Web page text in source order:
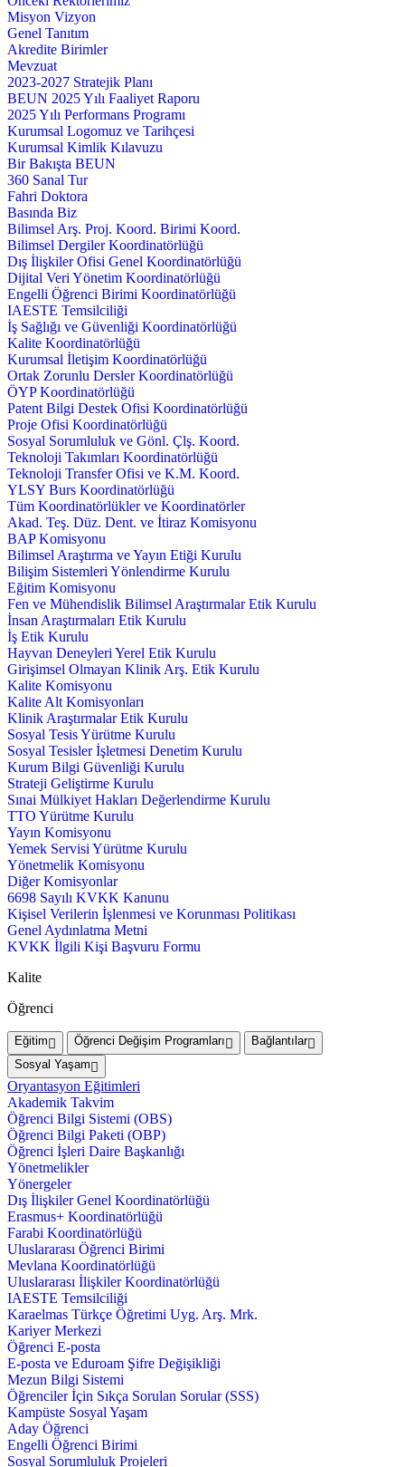
Misyon Vizyon
Genel Tanıtım
Akredite Birimler
Mevzuat
2023-2027 Stratejik Planı
BEUN 2025 Yılı Faaliyet Raporu
2025 Yılı Performans Programı
Kurumsal Logomuz ve Tarihçesi
Kurumsal Kimlik Kılavuzu
Bir Bakışta BEUN
360 Sanal Tur
Fahri Doktora
Basında Biz
Bilimsel Arş. Proj. Koord. Birimi Koord.
Bilimsel Dergiler Koordinatörlüğü
Dış İlişkiler Ofisi Genel Koordinatörlüğü
Dijital Veri Yönetim Koordinatörlüğü
Engelli Öğrenci Birimi Koordinatörlüğü
IAESTE Temsilciliği
İş Sağlığı ve Güvenliği Koordinatörlüğü
Kalite Koordinatörlüğü
Kurumsal İletişim Koordinatörlüğü
Ortak Zorunlu Dersler Koordinatörlüğü
ÖYP Koordinatörlüğü
Patent Bilgi Destek Ofisi Koordinatörlüğü
Proje Ofisi Koordinatörlüğü
Sosyal Sorumluluk ve Gönl. Çlş. Koord.
Teknoloji Takımları Koordinatörlüğü
Teknoloji Transfer Ofisi ve K.M. Koord.
YLSY Burs Koordinatörlüğü
Tüm Koordinatörlükler ve Koordinatörler
Akad. Teş. Düz. Dent. ve İtiraz Komisyonu
BAP Komisyonu
Bilimsel Araştırma ve Yayın Etiği Kurulu
Bilişim Sistemleri Yönlendirme Kurulu
Eğitim Komisyonu
Fen ve Mühendislik Bilimsel Araştırmalar Etik Kurulu
İnsan Araştırmaları Etik Kurulu
İş Etik Kurulu
Hayvan Deneyleri Yerel Etik Kurulu
Girişimsel Olmayan Klinik Arş. Etik Kurulu
Kalite Komisyonu
Kalite Alt Komisyonları
Klinik Araştırmalar Etik Kurulu
Sosyal Tesis Yürütme Kurulu
Sosyal Tesisler İşletmesi Denetim Kurulu
Kurum Bilgi Güvenliği Kurulu
Strateji Geliştirme Kurulu
Sınai Mülkiyet Hakları Değerlendirme Kurulu
TTO Yürütme Kurulu
Yayın Komisyonu
Yemek Servisi Yürütme Kurulu
Yönetmelik Komisyonu
Diğer Komisyonlar
6698 Sayılı KVKK Kanunu
Kişisel Verilerin İşlenmesi ve Korunması Politikası
Genel Aydınlatma Metni
KVKK İlgili Kişi Başvuru Formu
Kalite
Öğrenci
Eğitim Öğrenci Değişim Programları
Bağlantılar
Sosyal Yaşam
Oryantasyon Eğitimleri
Akademik Takvim
Öğrenci Bilgi Sistemi (OBS)
Öğrenci Bilgi Paketi (OBP)
Öğrenci İşleri Daire Başkanlığı
Yönetmelikler
Yönergeler
Dış İlişkiler Genel Koordinatörlüğü
Erasmus+ Koordinatörlüğü
Farabi Koordinatörlüğü
Uluslararası Öğrenci Birimi
Mevlana Koordinatörlüğü
Uluslararası İlişkiler Koordinatörlüğü
IAESTE Temsilciliği
Karaelmas Türkçe Öğretimi Uyg. Arş. Mrk.
Kariyer Merkezi
Öğrenci E-posta
E-posta ve Eduroam Şifre Değişikliği
Mezun Bilgi Sistemi
Öğrenciler İçin Sıkça Sorulan Sorular (SSS)
Kampüste Sosyal Yaşam
Aday Öğrenci
Engelli Öğrenci Birimi
Sosyal Sorumluluk Projeleri